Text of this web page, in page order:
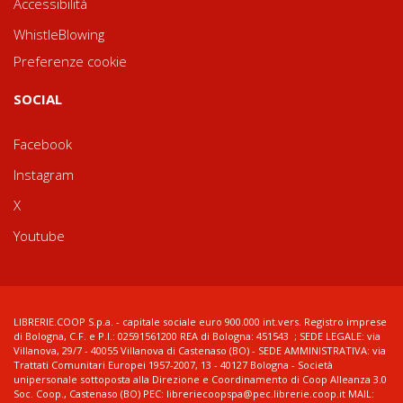
Accessibilità
WhistleBlowing
Preferenze cookie
SOCIAL
Facebook
Instagram
X
Youtube
LIBRERIE.COOP S.p.a. - capitale sociale euro 900.000 int.vers. Registro imprese
di Bologna, C.F. e P.I.: 02591561200 REA di Bologna: 451543 ; SEDE LEGALE: via
Villanova, 29/7 - 40055 Villanova di Castenaso (BO) - SEDE AMMINISTRATIVA: via
Trattati Comunitari Europei 1957-2007, 13 - 40127 Bologna - Società
unipersonale sottoposta alla Direzione e Coordinamento di Coop Alleanza 3.0
Soc. Coop., Castenaso (BO) PEC: libreriecoopspa@pec.librerie.coop.it MAIL: